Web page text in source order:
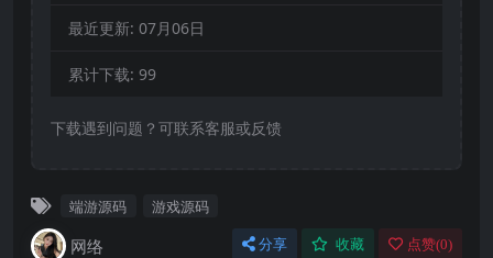
最近更新: 07月06日
累计下载: 99
下载遇到问题？可联系客服或反馈
端游源码 游戏源码
网络 分享 收藏 点赞(0)